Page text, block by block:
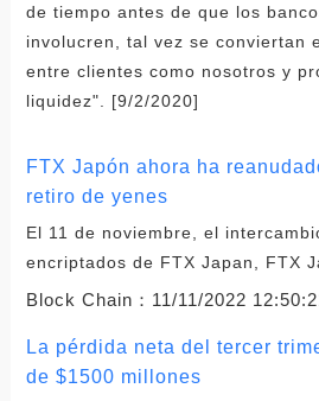
de tiempo antes de que los
involucren, tal vez se conviertan
entre clientes como nosotros y
liquidez". [9/2/2020]
FTX Japón ahora ha
retiro de yenes
El 11 de noviembre, el
encriptados de FTX Japan, FTX
Block Chain： 11/11/2022
La pérdida neta del tercer
de $1500 millones